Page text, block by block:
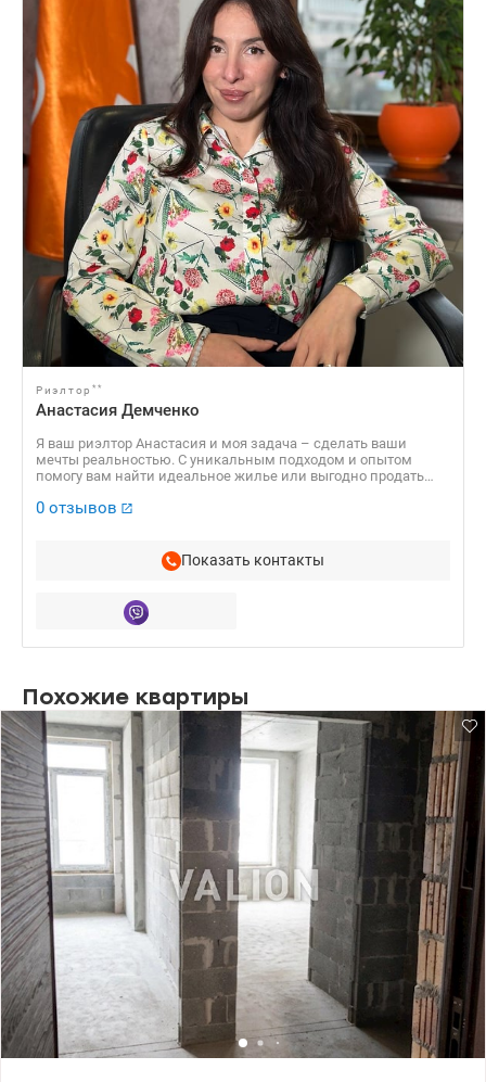
Риэлтор **
Анастасия Демченко
Я ваш риэлтор Анастасия и моя задача – сделать ваши
мечты реальностью. С уникальным подходом и опытом
помогу вам найти идеальное жилье или выгодно продать
важна и я тщательно подхожу к каждому запросу. Использую
новому дому! Готовы начать? Свяжитесь со мной, и сделаем
0 отзывов
Показать контакты
Похожие квартиры